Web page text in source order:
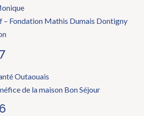
– Fondation Mathis Dumais Dontigny
Outaouais
de la maison Bon Séjour